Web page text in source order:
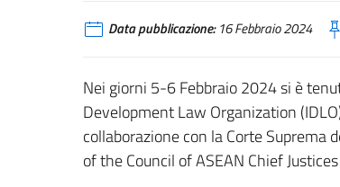
Data pubblicazione:16 Febbraio 2024
Nei giorni 5-6 Febbraio 2024 si è
Development Law Organization
collaborazione con la Corte Suprema
of the Council of ASEAN Chief Justices